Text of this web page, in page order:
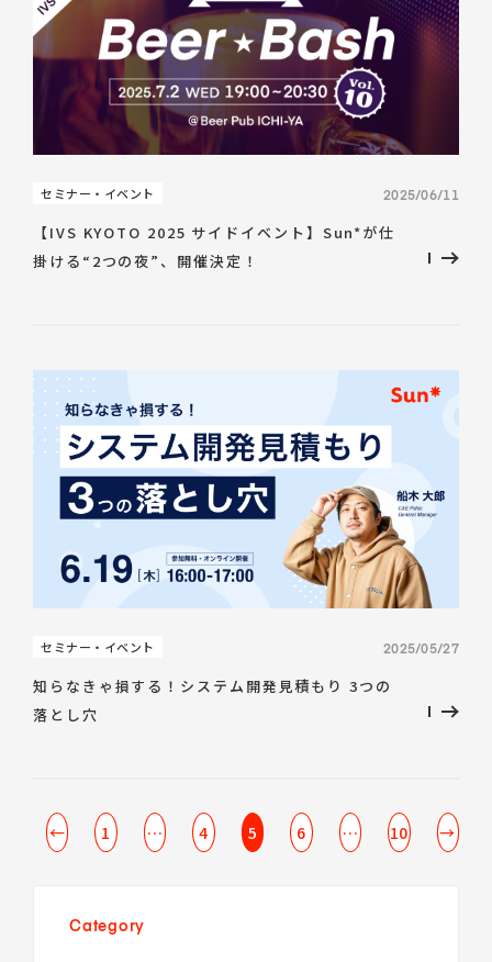
セミナー・イベント 2025/06/11
【IVS KYOTO 2025 サイドイベント】Sun*が仕
掛ける“2つの夜”、開催決定！
セミナー・イベント 2025/05/27
知らなきゃ損する！システム開発見積もり 3つの
落とし穴
← 1 … 4 5 6 … 10 →
Category